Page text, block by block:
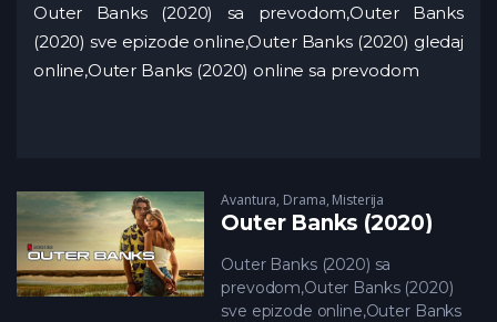
Outer Banks (2020) sa prevodom,Outer Banks
(2020) sve epizode online,Outer Banks (2020) gledaj
online,Outer Banks (2020) online sa prevodom
Avantura, Drama, Misterija
Outer Banks (2020)
Outer Banks (2020) sa
prevodom,Outer Banks (2020)
sve epizode online,Outer Banks